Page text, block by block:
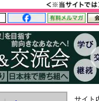
サイト